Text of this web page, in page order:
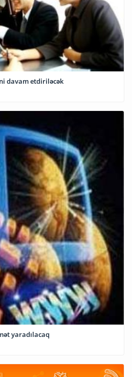
davam etdiriləcək
yaradılacaq